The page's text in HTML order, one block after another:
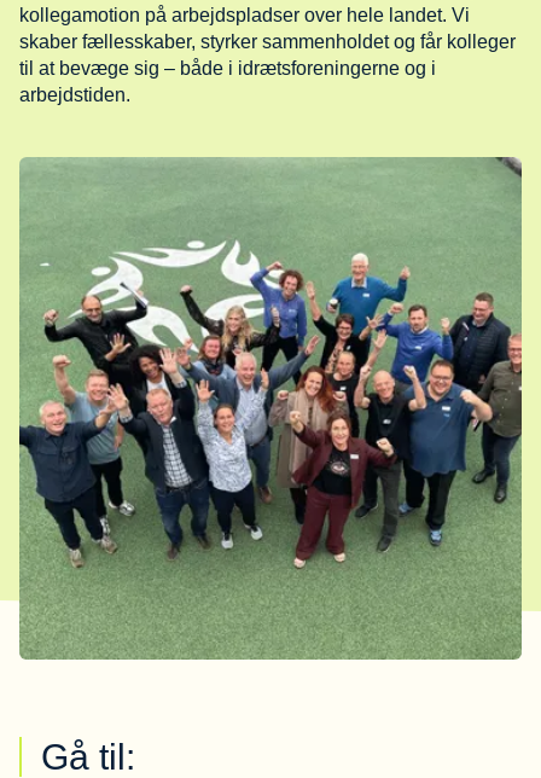
kollegamotion på arbejdspladser over hele landet. Vi
skaber fællesskaber, styrker sammenholdet og får kolleger
til at bevæge sig – både i idrætsforeningerne og i
arbejdstiden.
Gå til: